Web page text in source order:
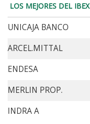
LOS MEJORES DEL
UNICAJA BANCO
ARCEL.MITTAL
ENDESA
MERLIN PROP.
INDRA A